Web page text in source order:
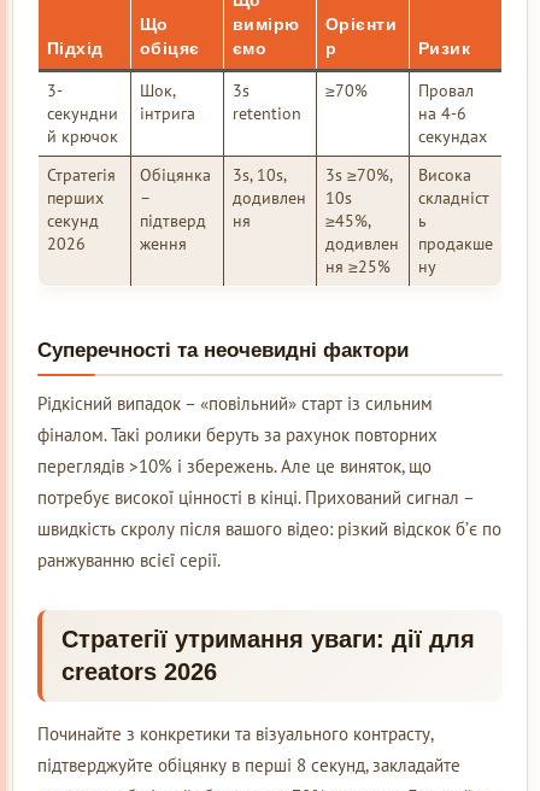
Підхід
Що
обіцяє
вимірю
ємо
Орієнти
р
Ризик
3-
секундни
й крючок
Шок,
інтрига
3s
retention
≥70%
Провал
на 4-6
секундах
Стратегія
перших
секунд
2026
Обіцянка
–
підтверд
ження
3s, 10s,
додивлен
ня
3s ≥70%,
10s
≥45%,
додивлен
ня ≥25%
Висока
складніст
ь
продакше
ну
Суперечності та неочевидні фактори
Рідкісний випадок – «повільний» старт із сильним
фіналом. Такі ролики беруть за рахунок повторних
переглядів >10% і збережень. Але це виняток, що
потребує високої цінності в кінці. Прихований сигнал –
швидкість скролу після вашого відео: різкий відскок б’є по
ранжуванню всієї серії.
Стратегії утримання уваги: дії для
creators 2026
Починайте з конкретики та візуального контрасту,
підтверджуйте обіцянку в перші 8 секунд, закладайте